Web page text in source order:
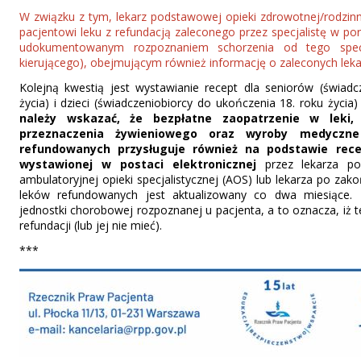
W związku z tym, lekarz podstawowej opieki zdrowotnej/
pacjentowi leku z refundacją zaleconego przez specjalistę w
udokumentowanym rozpoznaniem schorzenia od tego
kierującego), obejmującym również informację o zaleconych
Kolejną kwestią jest wystawianie recept dla seniorów
życia) i dzieci (świadczeniobiorcy do ukończenia 18. roku
należy wskazać, że bezpłatne zaopatrzenie w leki,
przeznaczenia żywieniowego oraz wyroby
refundowanych przysługuje również na podstawie
wystawionej w postaci elektronicznejprzez lekarza
ambulatoryjnej opieki specjalistycznej (AOS) lub lekarza po
leków refundowanych jest aktualizowany co dwa
jednostki chorobowej rozpoznanej u pacjenta, a to oznacza, iż
refundacji (lub jej nie mieć).
***